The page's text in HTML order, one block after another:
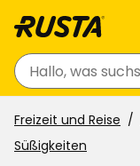
Suchen
Freizeit und Reise
Süßigkeiten